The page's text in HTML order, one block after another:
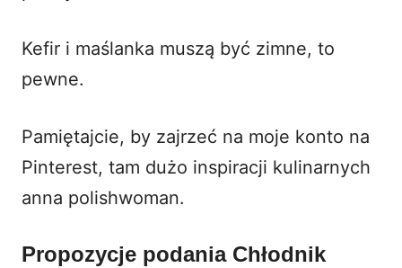
Kefir i maślanka muszą być zimne, to
pewne.
Pamiętajcie, by zajrzeć na moje konto na
Pinterest, tam dużo inspiracji kulinarnych
anna polishwoman.
Propozycje podania Chłodnik